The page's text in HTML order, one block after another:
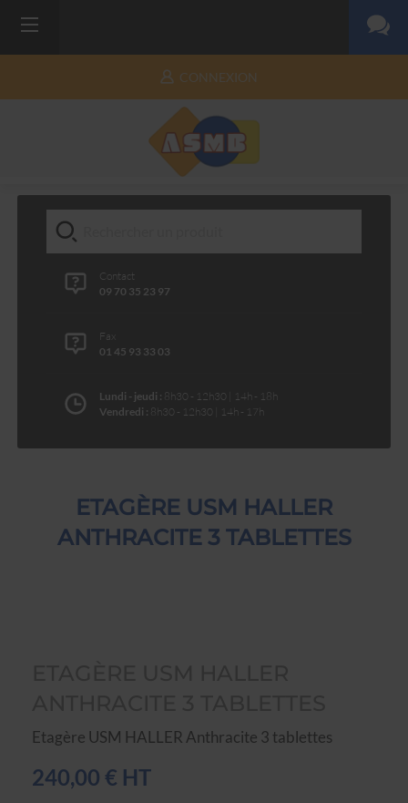
CONNEXION
Contact
09 70 35 23 97
Fax
01 45 93 33 03
Lundi - jeudi : 8h30 - 12h30 | 14h - 18h
Vendredi : 8h30 - 12h30 | 14h - 17h
ETAGÈRE USM HALLER
ANTHRACITE 3 TABLETTES
Etagère USM HALLER Anthracite 3 tablettes
240,00 € HT